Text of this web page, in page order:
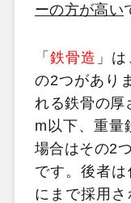
ーの方が高い
「鉄骨造 」
の2つがあり
れる鉄骨の厚
m以下、重量
場合はその2
です。後者
にまで採用